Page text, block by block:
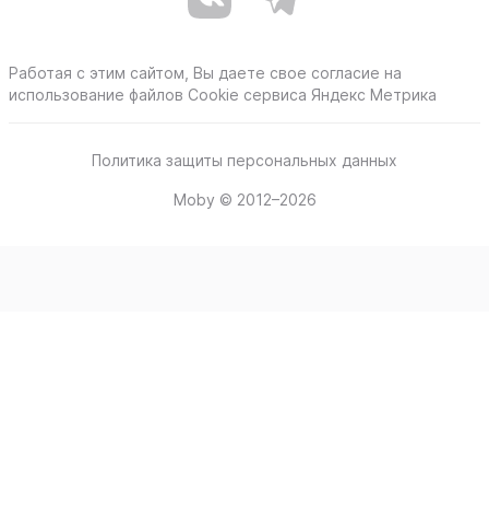
Работая с этим сайтом, Вы даете свое согласие на
использование файлов Cookie сервиса Яндекс Метрика
Политика защиты персональных данных
Moby © 2012–2026